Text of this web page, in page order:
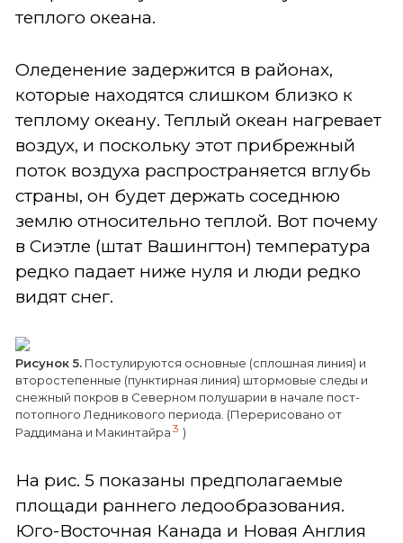
теплого океана.
Оледенение задержится в районах,
которые находятся слишком близко к
теплому океану. Теплый океан нагревает
воздух, и поскольку этот прибрежный
поток воздуха распространяется вглубь
страны, он будет держать соседнюю
землю относительно теплой. Вот почему
в Сиэтле (штат Вашингтон) температура
редко падает ниже нуля и люди редко
видят снег.
Рисунок 5. Постулируются основные (сплошная линия) и
второстепенные (пунктирная линия) штормовые следы и
снежный покров в Северном полушарии в начале пост-
потопного Ледникового периода. (Перерисовано от
Раддимана и Макинтайра 3 )
На рис. 5 показаны предполагаемые
площади раннего ледообразования.
Юго-Восточная Канада и Новая Англия